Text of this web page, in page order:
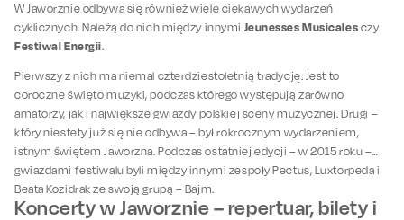
W Jaworznie odbywa się również wiele ciekawych wydarzeń
cyklicznych. Należą do nich między innymi Jeunesses Musicales czy
Festiwal Energii.
Pierwszy z nich ma niemal czterdziestoletnią tradycję. Jest to
coroczne święto muzyki, podczas którego występują zarówno
amatorzy, jak i największe gwiazdy polskiej sceny muzycznej. Drugi –
który niestety już się nie odbywa – był rokrocznym wydarzeniem,
istnym świętem Jaworzna. Podczas ostatniej edycji – w 2015 roku –
gwiazdami festiwalu byli między innymi zespoły Pectus, Luxtorpeda i
Beata Kozidrak ze swoją grupą – Bajm.
Koncerty w Jaworznie – repertuar, bilety i